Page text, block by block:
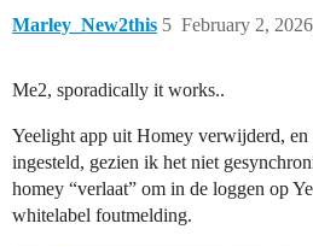
Marley_New2this February 2,
5
Me2, sporadically it works..
Yeelight app uit Homey verwijderd,
ingesteld, gezien ik het niet
homey “verlaat” om in de loggen op
whitelabel foutmelding.